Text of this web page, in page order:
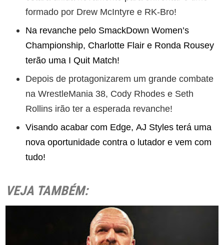
formado por Drew McIntyre e RK-Bro!
Na revanche pelo SmackDown Women’s
Championship, Charlotte Flair e Ronda Rousey
terão uma I Quit Match!
Depois de protagonizarem um grande combate
na WrestleMania 38, Cody Rhodes e Seth
Rollins irão ter a esperada revanche!
Visando acabar com Edge, AJ Styles terá uma
nova oportunidade contra o lutador e vem com
tudo!
VEJA TAMBÉM: